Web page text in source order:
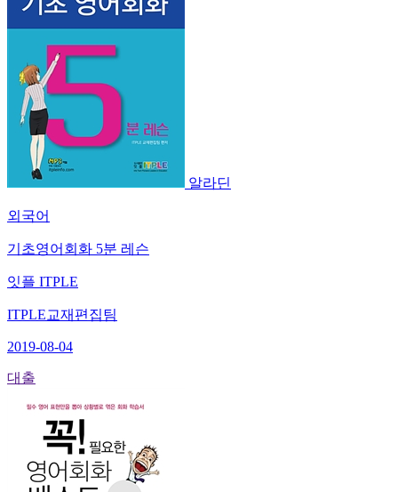
알라딘
외국어
기초영어회화 5분 레슨
잇플 ITPLE
ITPLE교재편집팀
2019-08-04
대출